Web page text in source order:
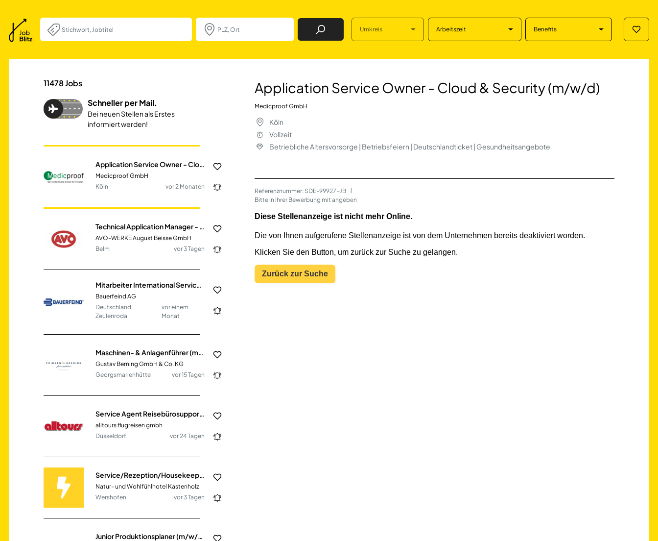
Job Finden Umkreis Arbeitszeit Benefits
Application Service Owner - Cloud & Security (m/w/
11478Jobs
Schneller per Mail.
Bei neuen Stellen als Erstes
informiert werden!
Application Service Owner - Cloud & Security (m/w/d)
Medicproof GmbH
Köln
vor 2 Monaten
AVO-WERKE August Beisse GmbH
Belm
vor 3 Tagen
Mitarbeiter International Service & Support (m/w/d)
Bauerfeind AG
Deutschland,
Zeulenroda
vor einem
Monat
Maschinen- & Anlagenführer (m/w/d) im Lebensmittelbereich
Gustav Berning GmbH & Co. KG
Georgsmarienhütte
vor 15 Tagen
Service Agent Reisebürosupport (m/w/d)
alltours flugreisen gmbh
Düsseldorf
vor 24 Tagen
Service/Rezeption/Housekeeping (m/w/d)
Natur- und Wohlfühlhotel Kastenholz
Wershofen
vor 3 Tagen
Junior Produktionsplaner (m/w/d) - Disposition & Fertigungssteuerung
Application Service Owner - Cloud & Security (m/w/d)
Medicproof GmbH
Köln
Vollzeit
Betriebliche Altersvorsorge | Betriebsfeiern | Deutschlandticket | Gesundheitsangebote
Referenznummer: SDE-99927-JB
Bitte in Ihrer Bewerbung mit angeben